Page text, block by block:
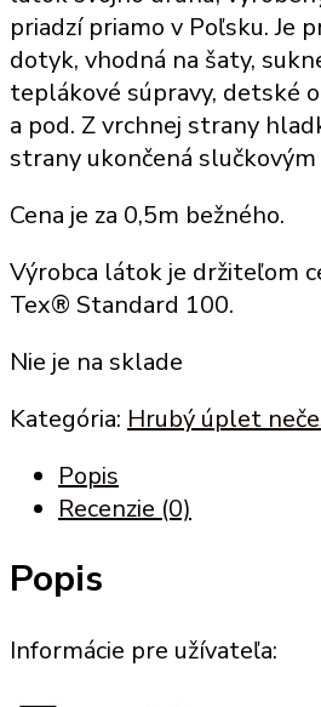
priadzí priamo v Poľsku. Je
dotyk, vhodná na šaty,
teplákové súpravy, detské
a pod. Z vrchnej strany
strany ukončená slučkovým
Cena je za 0,5m bežného.
Výrobca látok je držiteľom
Tex® Standard 100.
Nie je na sklade
Kategória: Hrubý úplet
Popis
Recenzie (0)
Popis
Informácie pre užívateľa: